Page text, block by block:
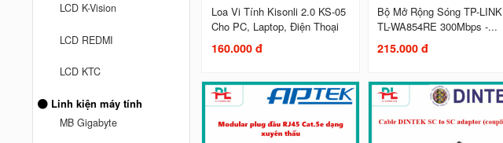
LCD K-Vision
LCD REDMI
LCD KTC
Linh kiện máy tính
MB Gigabyte
Loa Vi Tính Kisonli 2.0 KS-05
Cho PC, Laptop, Điện Thoại
160.000 đ
Bộ Mở Rộng Sóng TP-LINK
TL-WA854RE 300Mbps -...
215.000 đ